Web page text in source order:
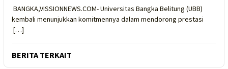
BANGKA,VISSIONNEWS.COM- Universitas Bangka Belitung (UBB)
kembali menunjukkan komitmennya dalam mendorong prestasi
[…]
BERITA TERKAIT